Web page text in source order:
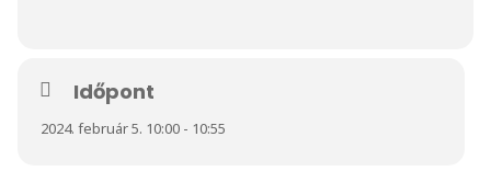
Időpont
2024. február 5. 10:00 - 10:55